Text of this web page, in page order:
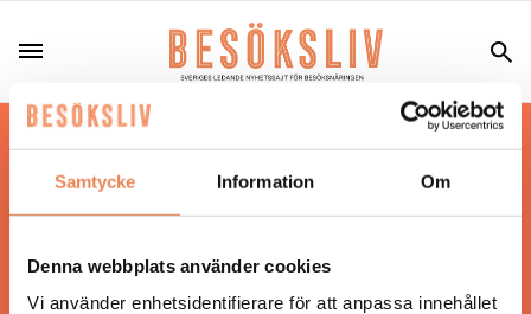
Samtycke Information Om
Denna webbplats använder cookies
Vi använder enhetsidentifierare för att anpassa innehållet
Hos oss läser du landets mest uppdaterade
nyheter och snackisar inom besöksnäringen.
Besöksliv i sin tryckta form är ett affärsmagasin
Tidningen ges ut avVisita